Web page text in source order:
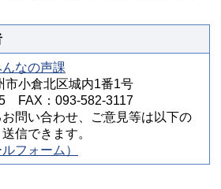
なの声課
小倉北区城内1番1号
FAX：093-582-3117
問い合わせ、ご意見等は以下の
信できます。
フォーム）